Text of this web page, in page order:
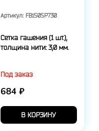
Артикул: FB150SP730
Сетка гашения (1 шт.),
толщина нити: 3,0 мм.
Под заказ
684 ₽
В КОРЗИНУ